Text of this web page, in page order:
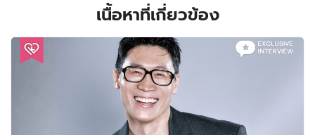
เนื้อหาที่เกี่ยวข้อง